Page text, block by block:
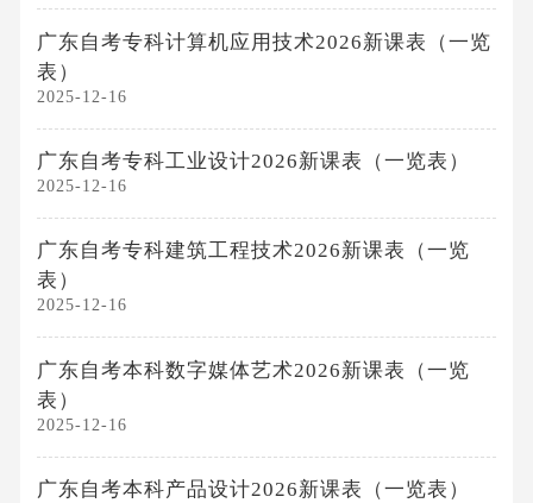
广东自考专科计算机应用技术2026新课表（一览
表）
2025-12-16
广东自考专科工业设计2026新课表（一览表）
2025-12-16
广东自考专科建筑工程技术2026新课表（一览
表）
2025-12-16
广东自考本科数字媒体艺术2026新课表（一览
表）
2025-12-16
广东自考本科产品设计2026新课表（一览表）